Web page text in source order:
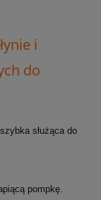
i
do
służąca do
pompkę.